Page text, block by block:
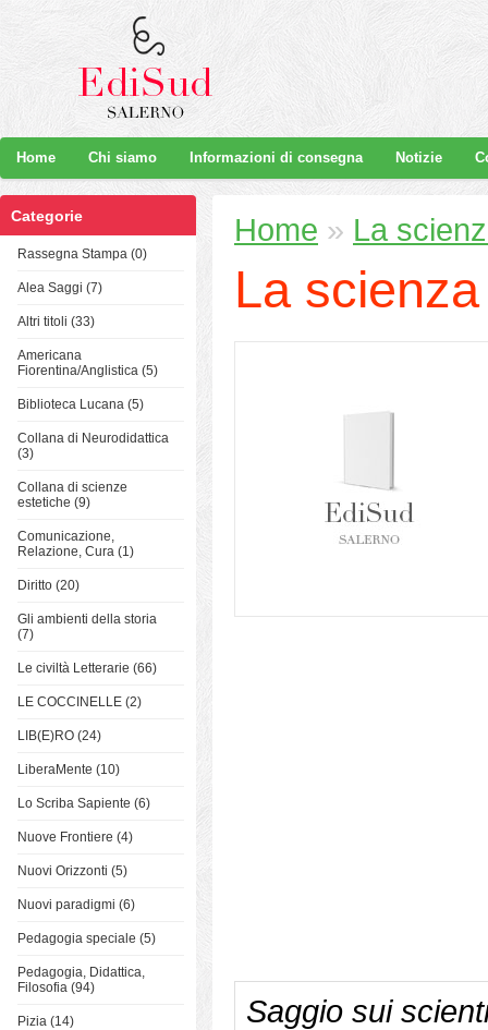
Home Chi siamo Informazioni di consegna Notizie
Categorie
Rassegna Stampa (0)
Alea Saggi (7)
Altri titoli (33)
Americana
Fiorentina/Anglistica (5)
Biblioteca Lucana (5)
Collana di Neurodidattica
(3)
Collana di scienze
estetiche (9)
Comunicazione,
Relazione, Cura (1)
Diritto (20)
Gli ambienti della storia
(7)
Le civiltà Letterarie (66)
LE COCCINELLE (2)
LIB(E)RO (24)
LiberaMente (10)
Lo Scriba Sapiente (6)
Nuove Frontiere (4)
Nuovi Orizzonti (5)
Nuovi paradigmi (6)
Pedagogia speciale (5)
Pedagogia, Didattica,
Filosofia (94)
Pizia (14)
Home » La
La
Saggio sui